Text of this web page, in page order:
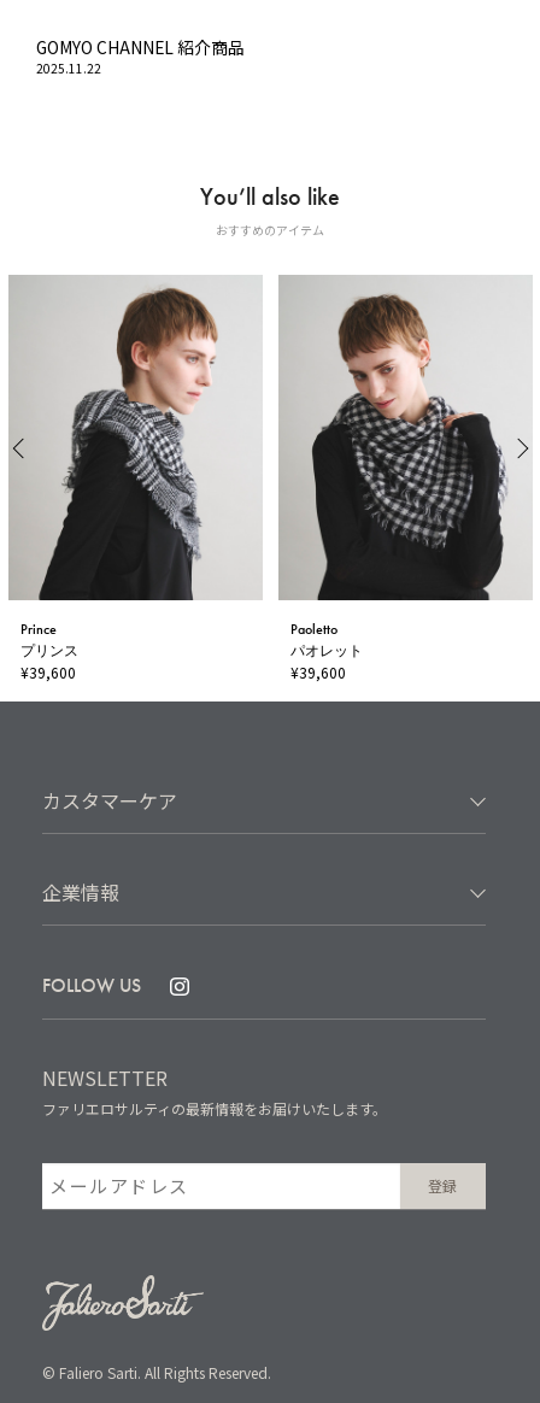
GOMYO CHANNEL 紹介商品
2025.11.22
You’ll also like
おすすめのアイテム
Prince
プリンス
¥39,600
Paoletto
パオレット
¥39,600
カスタマーケア
企業情報
FOLLOW US
NEWSLETTER
ファリエロサルティの最新情報をお届けいたします。
© Faliero Sarti. All Rights Reserved.